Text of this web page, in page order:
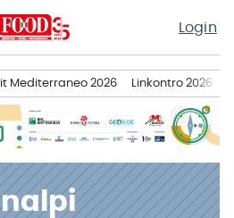
Login
Mediterraneo 2026 Linkontro 2026
Inalpi